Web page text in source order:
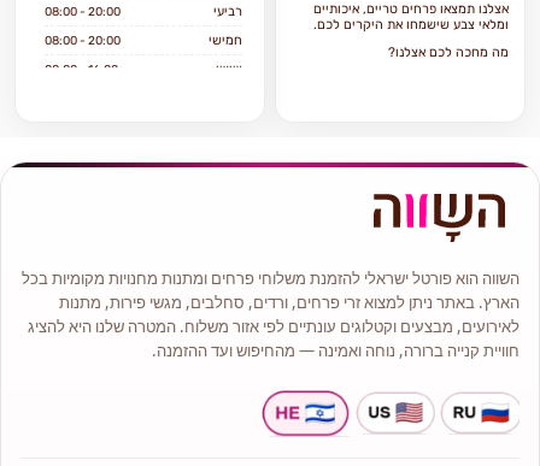
אצלנו תמצאו פרחים טריים, איכותיים
ומלאי צבע שישמחו את היקרים לכם.
מה מחכה לכם אצלנו?
אישית ומלאים בסטייל.
זרי כלה מעוצבים באלגנטיות, כי ליום
הגדול שלכם מגיע זר בלתי נשכח.
למה דווקא אנחנו?
רביעי 08:00 - 20:00
חמישי 08:00 - 20:00
שישי 08:00 - 16:00
השווה הוא פורטל ישראלי להזמנת משלוחי פרחים ומתנות מחנויות מקומיות בכל
הארץ. באתר ניתן למצוא זרי פרחים, ורדים, סחלבים, מגשי פירות, מתנות
לאירועים, מבצעים וקטלוגים עונתיים לפי אזור משלוח. המטרה שלנו היא להציג
חוויית קנייה ברורה, נוחה ואמינה — מהחיפוש ועד ההזמנה.